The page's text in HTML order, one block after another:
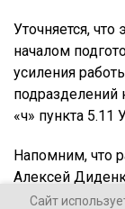
Уточняется,
началом
усиления
подразделений
«ч» пункта
Напомним, что
Алексей
пост
Сайт